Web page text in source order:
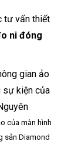
vấn thiết
ni đóng
của màn hình
sản Diamond